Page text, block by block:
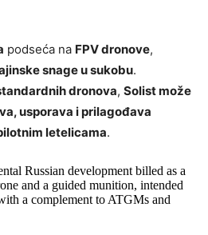
podseća na FPV dronove,
snage u sukobu.
dronova, Solist može
usporava i prilagođava
letelicama.
Russian development billed as a
and a guided munition, intended
a complement to ATGMs and